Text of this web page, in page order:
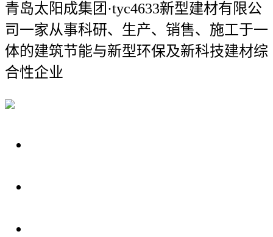
青岛太阳成集团·tyc4633新型建材有限公
司一家从事科研、生产、销售、施工于一
体的建筑节能与新型环保及新科技建材综
合性企业